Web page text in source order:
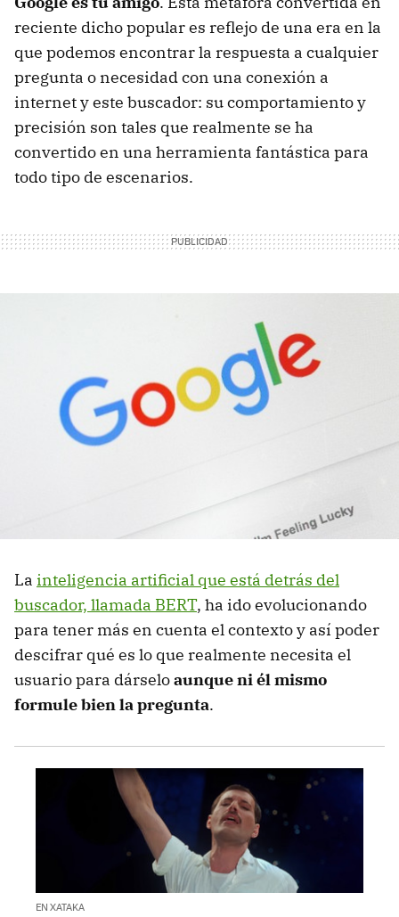
reciente dicho popular es reflejo de una era en la
que podemos encontrar la respuesta a cualquier
pregunta o necesidad con una conexión a
internet y este buscador: su comportamiento y
precisión son tales que realmente se ha
convertido en una herramienta fantástica para
todo tipo de escenarios.
La inteligencia artificial que está detrás del
buscador, llamada BERT, ha ido evolucionando
para tener más en cuenta el contexto y así poder
descifrar qué es lo que realmente necesita el
usuario para dárseloaunque ni él mismo
formule bien la pregunta.
EN XATAKA